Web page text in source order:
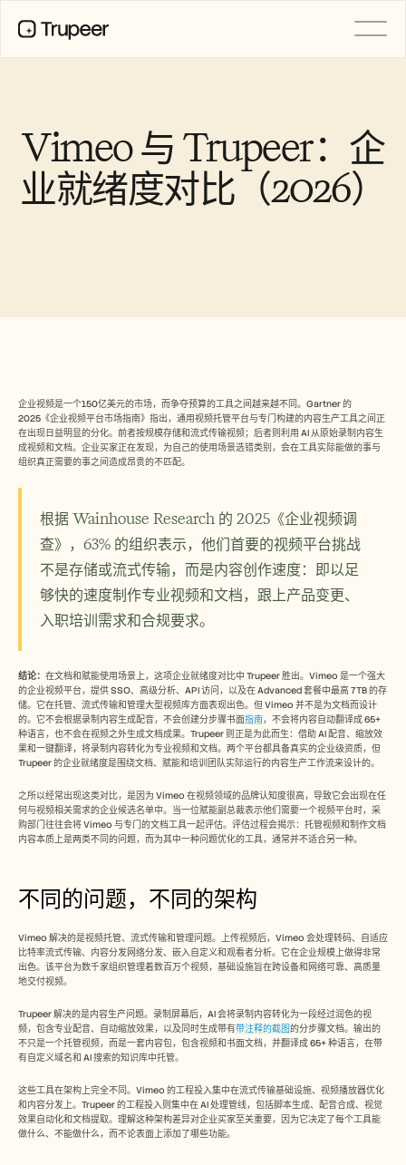
Vimeo 与 Trupeer：企
业就绪度对比（2026）
企业视频是一个150亿美元的市场，而争夺预算的工具之间越来越不同。Gartner 的
2025《企业视频平台市场指南》指出，通用视频托管平台与专门构建的内容生产工具之间正
在出现日益明显的分化。前者按规模存储和流式传输视频；后者则利用 AI 从原始录制内容生
成视频和文档。企业买家正在发现，为自己的使用场景选错类别，会在工具实际能做的事与
组织真正需要的事之间造成昂贵的不匹配。
根据 Wainhouse Research 的 2025《企业视频调
查》，63% 的组织表示，他们首要的视频平台挑战
不是存储或流式传输，而是内容创作速度：即以足
够快的速度制作专业视频和文档，跟上产品变更、
入职培训需求和合规要求。
结论： 在文档和赋能使用场景上，这项企业就绪度对比中 Trupeer 胜出。Vimeo 是一个强大
的企业视频平台，提供 SSO、高级分析、API 访问，以及在 Advanced 套餐中最高 7TB 的存
储。它在托管、流式传输和管理大型视频库方面表现出色。但 Vimeo 并不是为文档而设计
的。它不会根据录制内容生成配音，不会创建分步骤书面指南，不会将内容自动翻译成 65+
种语言，也不会在视频之外生成文档成果。Trupeer 则正是为此而生：借助 AI 配音、缩放效
果和一键翻译，将录制内容转化为专业视频和文档。两个平台都具备真实的企业级资质，但
Trupeer 的企业就绪度是围绕文档、赋能和培训团队实际运行的内容生产工作流来设计的。
之所以经常出现这类对比，是因为 Vimeo 在视频领域的品牌认知度很高，导致它会出现在任
何与视频相关需求的企业候选名单中。当一位赋能副总裁表示他们需要一个视频平台时，采
购部门往往会将 Vimeo 与专门的文档工具一起评估。评估过程会揭示：托管视频和制作文档
内容本质上是两类不同的问题，而为其中一种问题优化的工具，通常并不适合另一种。
不同的问题，不同的架构
Vimeo 解决的是视频托管、流式传输和管理问题。上传视频后，Vimeo 会处理转码、自适应
比特率流式传输、内容分发网络分发、嵌入自定义和观看者分析。它在企业规模上做得非常
出色。该平台为数千家组织管理着数百万个视频，基础设施旨在跨设备和网络可靠、高质量
地交付视频。
Trupeer 解决的是内容生产问题。录制屏幕后，AI 会将录制内容转化为一段经过润色的视
频，包含专业配音、自动缩放效果，以及同时生成带有带注释的截图的分步骤文档。输出的
不只是一个托管视频，而是一套内容包，包含视频和书面文档，并翻译成 65+ 种语言，在带
有自定义域名和 AI 搜索的知识库中托管。
这些工具在架构上完全不同。Vimeo 的工程投入集中在流式传输基础设施、视频播放器优化
和内容分发上。Trupeer 的工程投入则集中在 AI 处理管线，包括脚本生成、配音合成、视觉
效果自动化和文档提取。理解这种架构差异对企业买家至关重要，因为它决定了每个工具能
做什么、不能做什么，而不论表面上添加了哪些功能。
帮助中心
定价
招聘
翻译
知识库
AI 虚拟形象
品牌套件
Free Tools
常见问题
Announcement
Partner Program
销售赋能
产品营销
客户成功
See more
开始免费试用